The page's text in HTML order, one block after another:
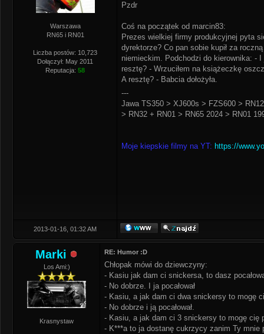
Warszawa
RN65 i RN01
Liczba postów: 10,723
Dołączył: May 2011
Reputacja: 58
Pzdr
Coś na początek od marcin83:
Prezes wielkiej firmy produkcyjnej pyta
dyrektorze? Co pan sobie kupił za
niemieckim. Podchodzi do kierownika: - I
resztę? - Wrzuciłem na książeczkę
A resztę? - Babcia dołożyła.
---
Jawa TS350 > XJ600s > FZS600 >
> RN32 + RN01 > RN65 2024 > RN01
Moje kiepskie filmy na YT: https://
2013-01-16, 01:32 AM
Marki
Los Ami:)
Krasnystaw
RE: Humor :D
Chłopak mówi do dziewczyny:
- Kasiu jak dam ci snickersa, to dasz
- No dobrze. I ja pocałował
- Kasiu, a jak dam ci dwa snickersy to mogę
- No dobrze i ją pocałował.
- Kasiu, a jak dam ci 3 snickersy to mogę cię
- K***a to ja dostanę cukrzycy zanim Ty mnie